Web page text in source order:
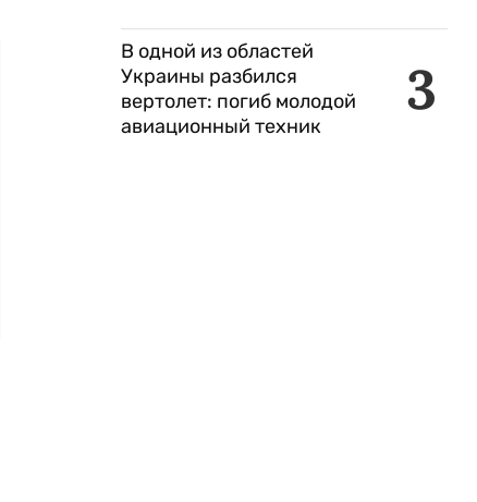
3
В одной из областей
Украины разбился
вертолет: погиб молодой
авиационный техник